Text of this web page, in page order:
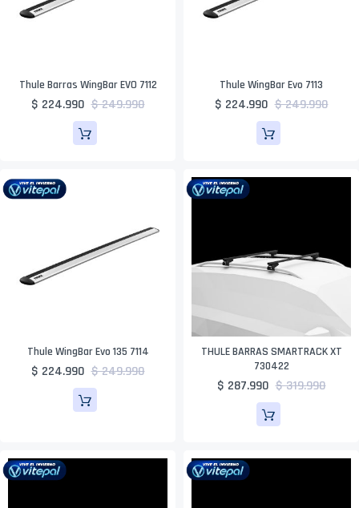
Thule Barras WingBar EVO 7112
$ 224.990 $ 249.990
Thule WingBar Evo 7113
$ 224.990 $ 249.990
Thule WingBar Evo 135 7114
$ 224.990 $ 249.990
THULE BARRAS SMARTRACK XT
730422
$ 287.990 $ 319.990